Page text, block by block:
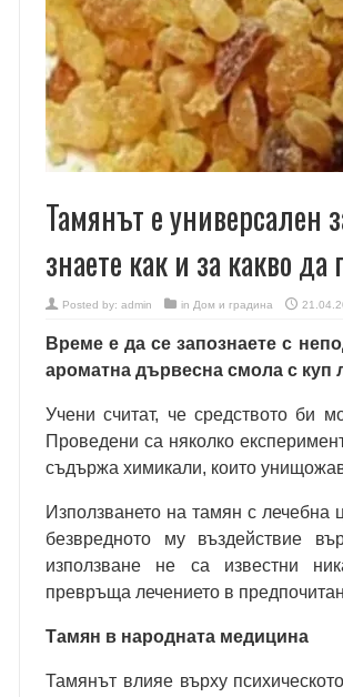
Тамянът е универсален
знаете как и за какво да
Posted by: admin in Дом и градина
Време е да се запознаете с
ароматна дървесна смола с куп
Учени считат, че средството би
Проведени са няколко
съдържа химикали, които
Използването на тамян с лечебна
безвредното му въздействие
използване не са известни
превръща лечението в
Тамян в народната медицина
Тамянът влияе върху